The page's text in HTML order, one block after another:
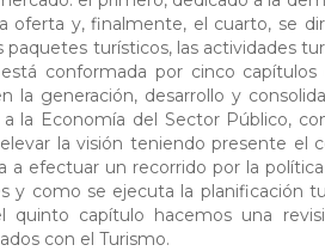
oferta y, finalmente, el cuarto, se
paquetes turísticos, las actividades
conformada por cinco
la generación, desarrollo y
la Economía del Sector Público,
la visión teniendo presente el
a efectuar un recorrido por la
y como se ejecuta la planificación
quinto capítulo hacemos una
con el Turismo.